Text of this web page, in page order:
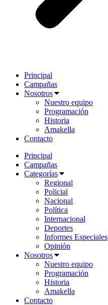
Principal
Campañas
Nosotros
Nuestro equipo
Programación
Historia
Amakella
Contacto
Principal
Campañas
Categorías
Regional
Policial
Nacional
Política
Internacional
Deportes
Informes Especiales
Opinión
Nosotros
Nuestro equipo
Programación
Historia
Amakella
Contacto